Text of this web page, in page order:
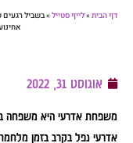
דף הבית»לייף סטייל»בשביל רגעים
אוגוסט 31, 2022
משפחת אדרעי היא משפחה
אדרעי נפל בקרב בזמן מלחמת